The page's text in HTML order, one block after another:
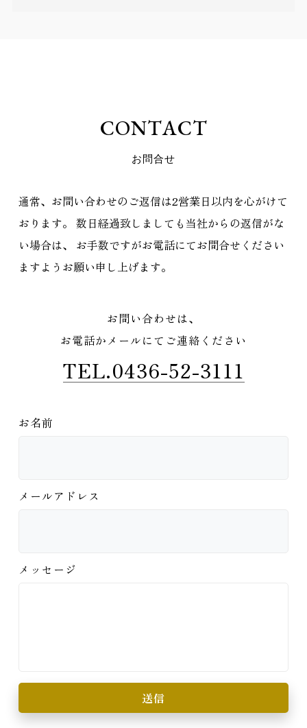
CONTACT
お問合せ
通常、お問い合わせのご返信は2営業日以内を心がけて
おります。 数日経過致しましても当社からの返信がな
い場合は、
お手数ですがお電話にてお問合せください
ますようお願い申し上げます。
お問い合わせは、
お電話かメールにてご連絡ください
TEL.0436-52-3111
お名前
メールアドレス
メッセージ